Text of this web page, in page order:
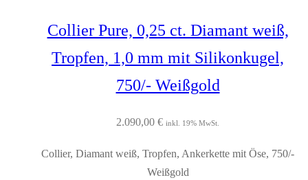
Collier Pure, 0,25 ct. Diamant weiß,
Tropfen, 1,0 mm mit Silikonkugel,
750/- Weißgold
2.090,00 € inkl. 19% MwSt.
Collier, Diamant weiß, Tropfen, Ankerkette mit Öse, 750/-
Weißgold